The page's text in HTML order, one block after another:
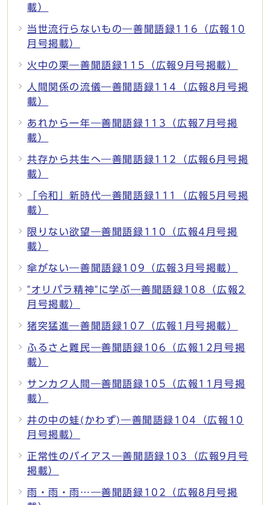
載）
当世流行らないもの―善聞語録116（広報10
月号掲載）
火中の栗―善聞語録115（広報9月号掲載）
人間関係の流儀―善聞語録114（広報8月号掲
載）
あれから一年―善聞語録113（広報7月号掲
載）
共存から共生へ―善聞語録112（広報6月号掲
載）
「令和」新時代―善聞語録111（広報5月号掲
載）
限りない欲望―善聞語録110（広報4月号掲
載）
傘がない―善聞語録109（広報3月号掲載）
"オリパラ精神"に学ぶ―善聞語録108（広報2
月号掲載）
猪突猛進―善聞語録107（広報1月号掲載）
ふるさと難民―善聞語録106（広報12月号掲
載）
サンカク人間―善聞語録105（広報11月号掲
載）
井の中の蛙(かわず)―善聞語録104（広報10
月号掲載）
正常性のバイアス―善聞語録103（広報9月号
掲載）
雨・雨・雨…―善聞語録102（広報8月号掲